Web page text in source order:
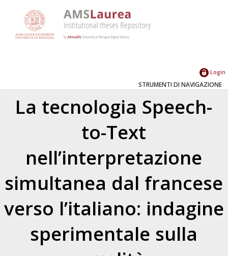
Login
STRUMENTI DI NAVIGAZIONE
La tecnologia Speech-
to-Text
nell’interpretazione
simultanea dal francese
verso l’italiano: indagine
sperimentale sulla